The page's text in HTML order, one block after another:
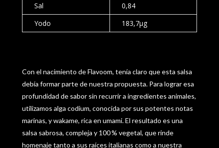
Sal
0,84
Yodo
183,7µg
Con el nacimiento de Flavoom, tenía claro que esta salsa
debía formar parte de nuestra propuesta. Para lograr esa
profundidad de sabor sin recurrir a ingredientes animales,
utilizamos alga codium, conocida por sus potentes notas
marinas, y wakame, rica en umami. El resultado es una
salsa sabrosa, compleja y 100 % vegetal, que rinde
homenaje tanto a sus raíces italianas como a nuestra